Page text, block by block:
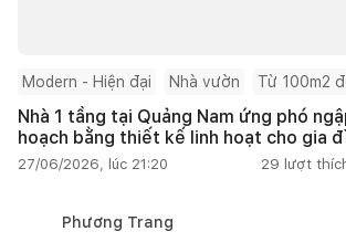
Modern - Hiện đại Nhà vườn Từ 100m2
Nhà 1 tầng tại Quảng Nam ứng phó
hoạch bằng thiết kế linh hoạt cho gia
27/06/2026, lúc 21:20 29 lượt
Phương Trang